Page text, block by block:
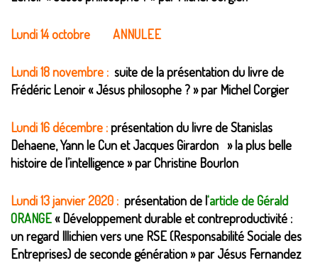
Lundi 14 octobre ANNULEE
Lundi 18 novembre : suite de laprésentation du livre de
Frédéric Lenoir « Jésus philosophe ? » par Michel Corgier
Lundi 16 décembre :présentation du livre de Stanislas
Dehaene, Yann le Cun et Jacques Girardon » la plus belle
histoire de l’intelligence » par Christine Bourlon
Lundi 13 janvier 2020 : présentation de l‘article de Gérald
ORANGE« Développement durable et contreproductivité :
un regard Illichien vers une RSE (Responsabilité Sociale des
Entreprises) de seconde génération » par Jésus Fernandez